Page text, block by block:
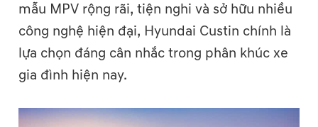
mẫu MPV rộng rãi, tiện nghi và sở hữu nhiều
công nghệ hiện đại, Hyundai Custin chính là
lựa chọn đáng cân nhắc trong phân khúc xe
gia đình hiện nay.